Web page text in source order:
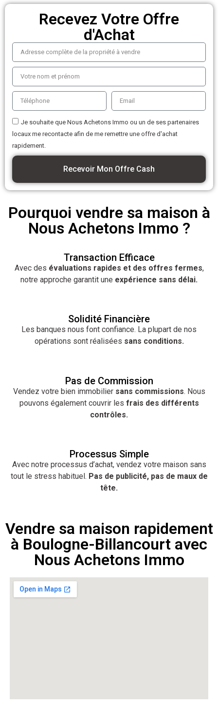
Recevez Votre Offre
d'Achat
Je souhaite que Nous Achetons Immo ou un de ses partenaires
locaux me recontacte afin de me remettre une offre d'achat
rapidement.
Recevoir Mon Offre Cash
Pourquoi vendre sa maison à
Nous Achetons Immo ?
Transaction Efficace
Avec des évaluations rapides et des offres fermes,
notre approche garantit une expérience sans délai.
Solidité Financière
Les banques nous font confiance. La plupart de nos
opérations sont réalisées sans conditions.
Pas de Commission
Vendez votre bien immobilier sans commissions. Nous
pouvons également couvrir les frais des différents
contrôles.
Processus Simple
Avec notre processus d’achat, vendez votre maison sans
tout le stress habituel. Pas de publicité, pas de maux de
tête.
Vendre sa maison rapidement
à Boulogne-Billancourt avec
Nous Achetons Immo